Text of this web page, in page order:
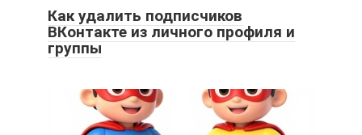
Как удалить подписчиков
ВКонтакте из личного профиля и
группы